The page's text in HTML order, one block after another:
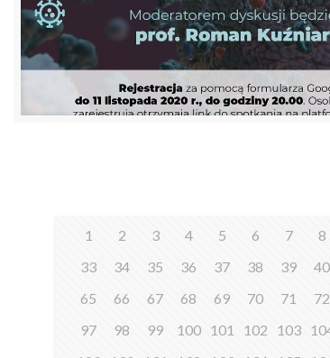
1 2 3 4 5 6 7 8
33
34 35 36 37 38 39 40
65
66 67 68 69 70 71 72
97
98 99 100 101 102 103